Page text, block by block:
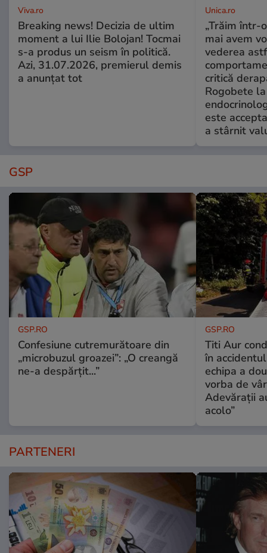
Viva.ro
Breaking news! Decizia de ultim
moment a lui Ilie Bolojan! Tocmai
s-a produs un seism în politică.
Azi, 31.07.2026, premierul demis
a anunțat tot
Unica.ro
„Trăim într-
mai avem
vederea
critică
Rogobete
este
a stârnit
GSP
GSP.RO
Confesiune cutremurătoare din
„microbuzul groazei”: „O creangă
ne-a despărțit...”
GSP.RO
Titi Aur
în
echipa a
vorba de
Adevărații
acolo”
PARTENERI